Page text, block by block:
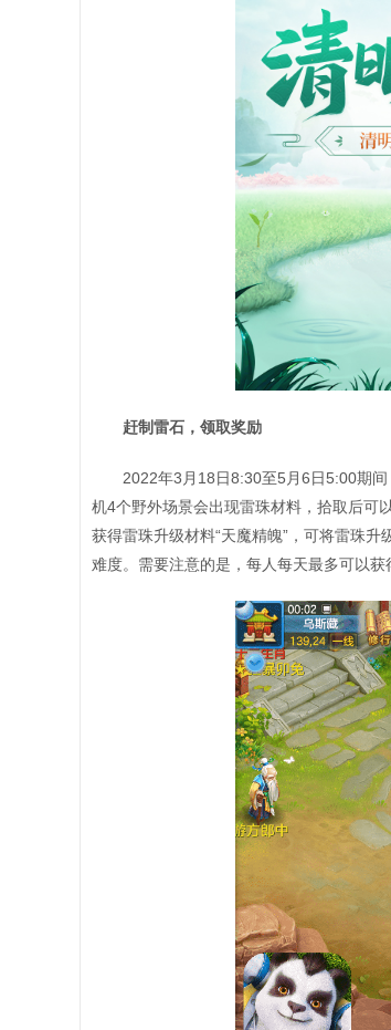
赶制雷石，领取奖励
2022年3月18日8:30至5月6日5:00期
机4个野外场景会出现雷珠材料，拾取后可
获得雷珠升级材料“天魔精魄”，可将雷珠
难度。需要注意的是，每人每天最多可以